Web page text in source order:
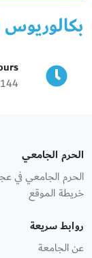
144
الحرم الجامعي
الحرم الجامعي في
خريطة الموقع
روابط سريعة
عن الجامعة